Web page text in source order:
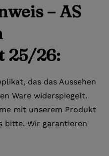
– AS
25/26:
das das Aussehen
Ware widerspiegelt.
mit unserem Produkt
bitte. Wir garantieren